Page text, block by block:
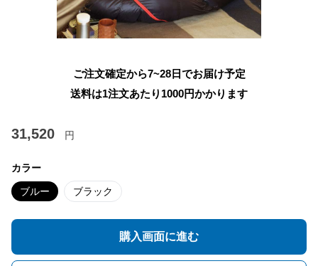
ご注文確定から7~28日でお届け予定
送料は1注文あたり 1000円かかります
31,520 円
カラー
ブルー ブラック
購入画面に進む